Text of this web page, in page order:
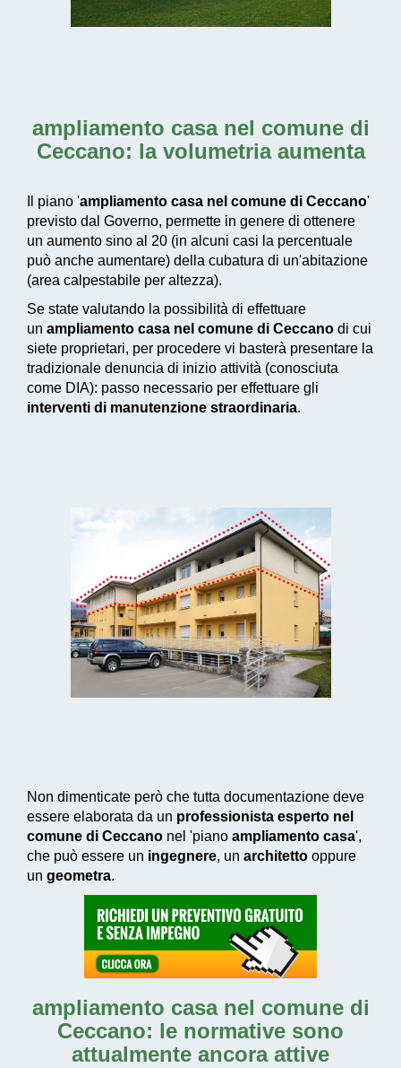
ampliamento casa nel comune di
Ceccano: la volumetria aumenta
Il piano 'ampliamento casa nel comune di Ceccano'
previsto dal Governo, permette in genere di ottenere
un aumento sino al 20 (in alcuni casi la percentuale
può anche aumentare) della cubatura di un'abitazione
(area calpestabile per altezza).
Se state valutando la possibilità di effettuare
un ampliamento casa nel comune di Ceccano di cui
siete proprietari, per procedere vi basterà presentare la
tradizionale denuncia di inizio attività (conosciuta
come DIA): passo necessario per effettuare gli
interventi di manutenzione straordinaria.
Non dimenticate però che tutta documentazione deve
essere elaborata da un professionista esperto nel
comune di Ceccano nel 'piano ampliamento casa',
che può essere un ingegnere, un architetto oppure
un geometra.
ampliamento casa nel comune di
Ceccano: le normative sono
attualmente ancora attive